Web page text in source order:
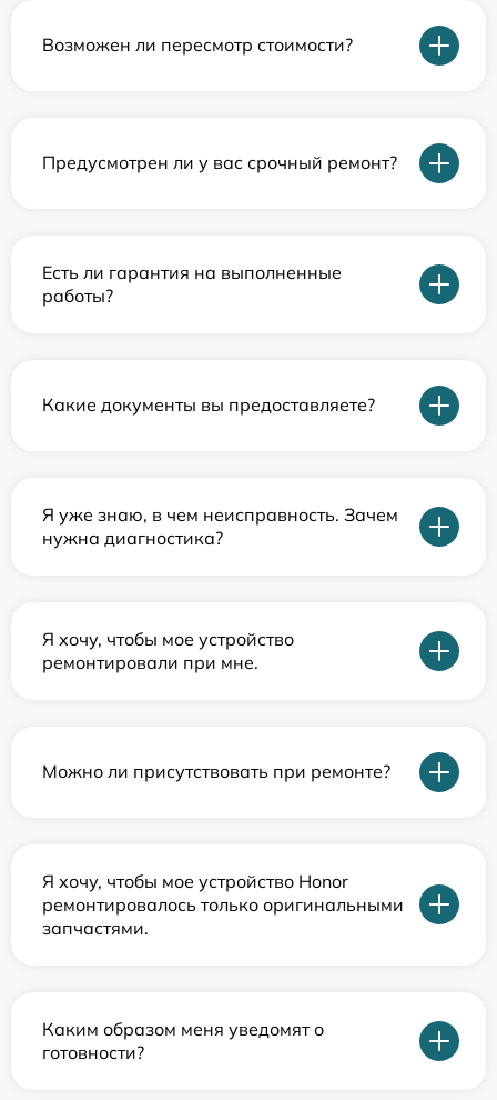
Возможен ли пересмотр стоимости?
Предусмотрен ли у вас срочный ремонт?
Есть ли гарантия на выполненные
работы?
Какие документы вы предоставляете?
Я уже знаю, в чем неисправность. Зачем
нужна диагностика?
Я хочу, чтобы мое устройство
ремонтировали при мне.
Можно ли присутствовать при ремонте?
Я хочу, чтобы мое устройство Honor
ремонтировалось только оригинальными
запчастями.
Каким образом меня уведомят о
готовности?